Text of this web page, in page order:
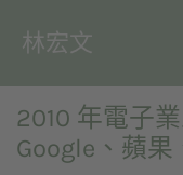
林宏文
2010 年電子
Google、蘋